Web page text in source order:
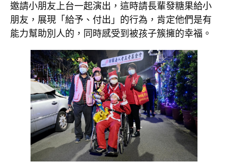
邀請小朋友上台一起演出，這時請長輩發糖果給小
朋友，展現「給予、付出」的行為，肯定他們是有
能力幫助別人的，同時感受到被孩子簇擁的幸福。